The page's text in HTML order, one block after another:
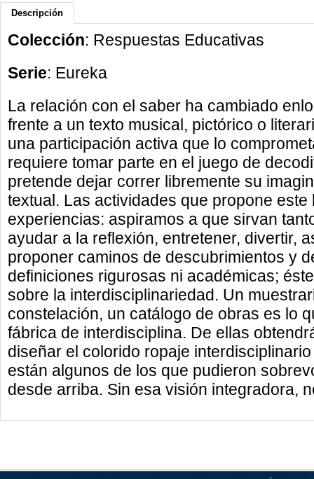
Descripción
Colección: Respuestas Educativas
Serie: Eureka
La relación con el saber ha cambiado
frente a un texto musical, pictórico o
una participación activa que lo
requiere tomar parte en el juego de
pretende dejar correr libremente su
textual. Las actividades que propone
experiencias: aspiramos a que sirvan
ayudar a la reflexión, entretener, divertir,
proponer caminos de descubrimientos y
definiciones rigurosas ni académicas;
sobre la interdisciplinariedad. Un
constelación, un catálogo de obras es lo
fábrica de interdisciplina. De ellas
diseñar el colorido ropaje
están algunos de los que pudieron
desde arriba. Sin esa visión integradora,